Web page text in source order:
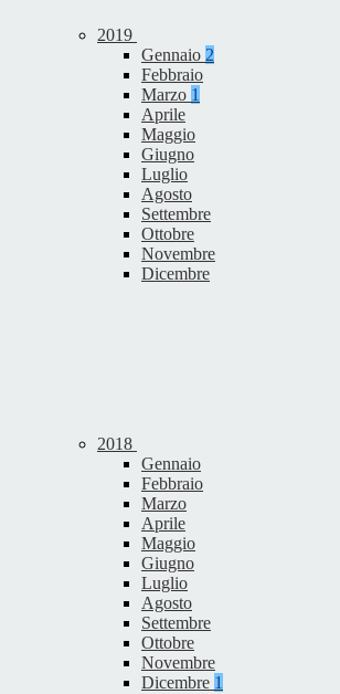
2019
Gennaio 2
Febbraio
Marzo 1
Aprile
Maggio
Giugno
Luglio
Agosto
Settembre
Ottobre
Novembre
Dicembre
2018
Gennaio
Febbraio
Marzo
Aprile
Maggio
Giugno
Luglio
Agosto
Settembre
Ottobre
Novembre
Dicembre 1